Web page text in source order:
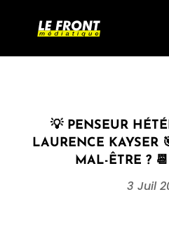
💡 PENSEUR
LAURENCE KAYSER⁩
MAL-ÊTRE ?
3 Juil